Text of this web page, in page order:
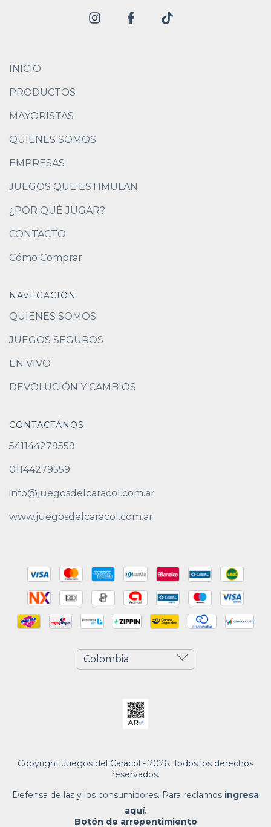
INICIO
PRODUCTOS
MAYORISTAS
QUIENES SOMOS
EMPRESAS
JUEGOS QUE ESTIMULAN
¿POR QUÉ JUGAR?
CONTACTO
Cómo Comprar
NAVEGACION
QUIENES SOMOS
JUEGOS SEGUROS
EN VIVO
DEVOLUCIÓN Y CAMBIOS
CONTACTÁNOS
541144279559
01144279559
info@juegosdelcaracol.com.ar
www.juegosdelcaracol.com.ar
Copyright Juegos del Caracol - 2026. Todos los derechos
reservados.
Defensa de las y los consumidores. Para reclamos ingresa
aquí.
Botón de arrepentimiento